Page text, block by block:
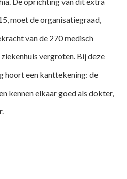
moet de organisatiegraad,
van de 270 medisch
vergroten. Bij deze
een kanttekening: de
kennen elkaar goed als dokter,